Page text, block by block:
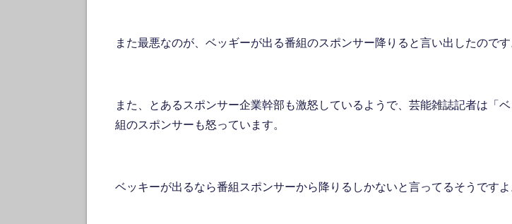
また最悪なのが、ベッギーが出る番組のスポンサー降りると言い出したのです
また、とあるスポンサー企業幹部も激怒しているようで、芸能雑誌記者は「
組のスポンサーも怒っています。
ベッキーが出るなら番組スポンサーから降りるしかないと言ってるそうですよ